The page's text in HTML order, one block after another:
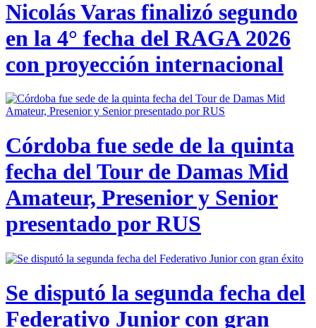
Nicolás Varas finalizó segundo
en la 4° fecha del RAGA 2026
con proyección internacional
Córdoba fue sede de la quinta
fecha del Tour de Damas Mid
Amateur, Presenior y Senior
presentado por RUS
Se disputó la segunda fecha del
Federativo Junior con gran